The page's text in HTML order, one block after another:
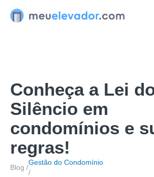
para
Conheça a Lei
Silêncio em
condomínios e
regras!
Blog /
Gestão do Condomínio
/